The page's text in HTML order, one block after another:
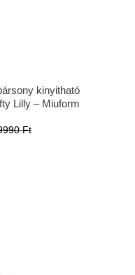
kinyitható
Lilly – Miuform
Ft